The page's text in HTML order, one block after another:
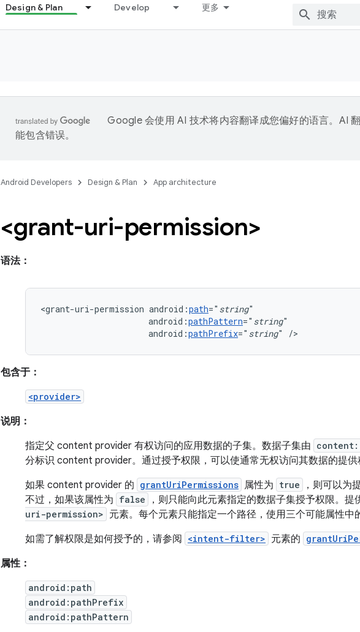
Design & Plan Develop 更多
Google 会使用 AI 技术将内容翻译成您偏好的语言。AI
能包含错误。
Android Developers Design & Plan App architecture
<grant-uri-permission>
语法：
<grant-uri-permission android:path=" string
android:pathPattern=" string
android:pathPrefix=" string" />
包含于：
<provider>
说明：
指定父 content provider 有权访问的应用数据的子集。数据子集由 content:
分标识 content provider。通过授予权限，可以使通常无权访问其数据的提供
如果 content provider 的 grantUriPermissions 属性为 true
，则可以为
不过，如果该属性为 false ，则只能向此元素指定的数据子集授予权限。
uri-permission> 元素。每个元素只能指定一个路径，使用三个可能属性中
如需了解权限是如何授予的，请参阅
<intent-filter> 元素的
属性：
android:path
android:pathPrefix
android:pathPattern